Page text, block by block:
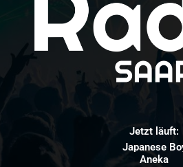
Jetzt läuft:
Japanese
Aneka